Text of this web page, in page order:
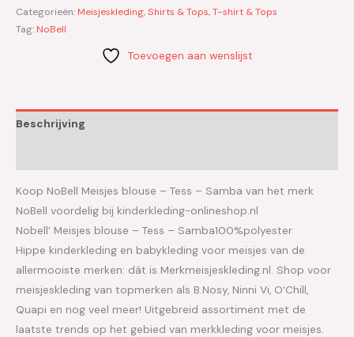
Categorieën: Meisjeskleding,Shirts & Tops,T-shirt & Tops
Tag: NoBell
Toevoegen aan wenslijst
Beschrijving
Koop NoBell Meisjes blouse – Tess – Samba van het merk
NoBell voordelig bij kinderkleding-onlineshop.nl
Nobell’ Meisjes blouse – Tess – Samba100%polyester
Hippe kinderkleding en babykleding voor meisjes van de
allermooiste merken: dát is Merkmeisjeskleding.nl. Shop voor
meisjeskleding van topmerken als B.Nosy, Ninni Vi, O’Chill,
Quapi en nog veel meer! Uitgebreid assortiment met de
laatste trends op het gebied van merkkleding voor meisjes.